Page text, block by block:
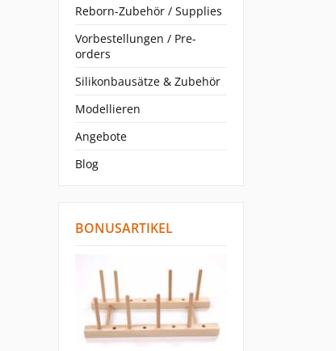
Reborn-Zubehör / Supplies
Vorbestellungen / Pre-
orders
Silikonbausätze & Zubehör
Modellieren
Angebote
Blog
BONUSARTIKEL